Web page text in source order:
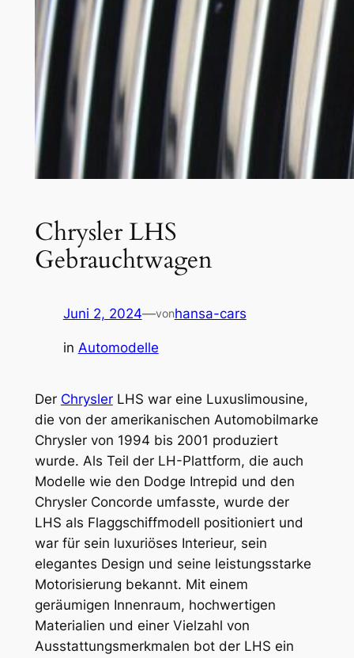
Chrysler LHS
Gebrauchtwagen
Juni 2, 2024—vonhansa-cars
in Automodelle
Der ChryslerLHS war eine Luxuslimousine,
die von der amerikanischen Automobilmarke
Chrysler von 1994 bis 2001 produziert
wurde. Als Teil der LH-Plattform, die auch
Modelle wie den Dodge Intrepid und den
Chrysler Concorde umfasste, wurde der
LHS als Flaggschiffmodell positioniert und
war für sein luxuriöses Interieur, sein
elegantes Design und seine leistungsstarke
Motorisierung bekannt. Mit einem
geräumigen Innenraum, hochwertigen
Materialien und einer Vielzahl von
Ausstattungsmerkmalen bot der LHS ein